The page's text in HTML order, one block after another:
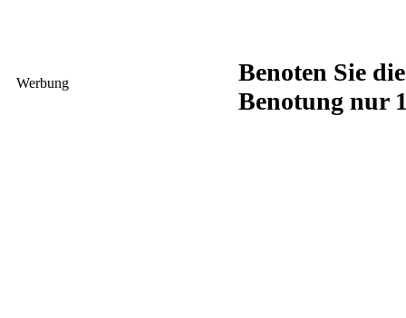
Werbung
Benoten Sie
Benotung nur